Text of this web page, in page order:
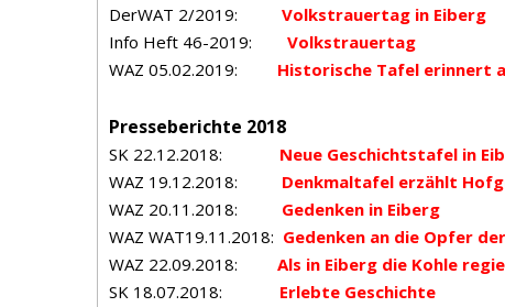
DerWAT 2/2019: Volkstrauertag in Eiberg
Info Heft 46-2019:
Volkstrauertag
WAZ 05.02.2019: Historische Tafel erinnert
Presseberichte 2018
SK 22.12.2018: Neue Geschichtstafel in
WAZ 19.12.2018: Denkmaltafel erzählt
WAZ 20.11.2018: Gedenken in Eiberg
WAZ WAT19.11.2018: Gedenken an die Opfer
WAZ 22.09.2018: Als in Eiberg die Kohle
SK 18.07.2018: Erlebte Geschichte